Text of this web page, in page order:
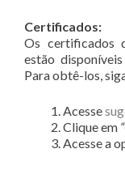
Certificados:
Os certificados
estão
Para obtê-los,
Acesse
Clique em
Acesse a